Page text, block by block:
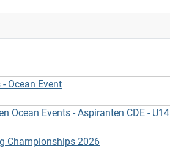
Ocean Event
Ocean Events - Aspiranten CDE - U14
Championships 2026